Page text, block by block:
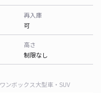
再入庫
可
高さ
制限なし
ワンボックス大型車・SUV